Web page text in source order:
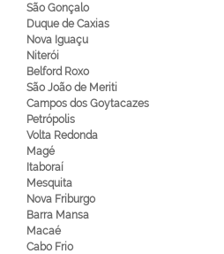
São Gonçalo
Duque de Caxias
Nova Iguaçu
Niterói
Belford Roxo
São João de Meriti
Campos dos Goytacazes
Petrópolis
Volta Redonda
Magé
Itaboraí
Mesquita
Nova Friburgo
Barra Mansa
Macaé
Cabo Frio